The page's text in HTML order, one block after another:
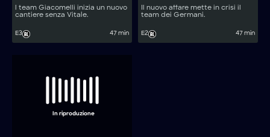
l team Giacomelli inizia un nuovo
cantiere senza Vitale.
E3 47 min
Il nuovo affare mette in crisi il
team dei Germani.
E2 47 min
In riproduzione